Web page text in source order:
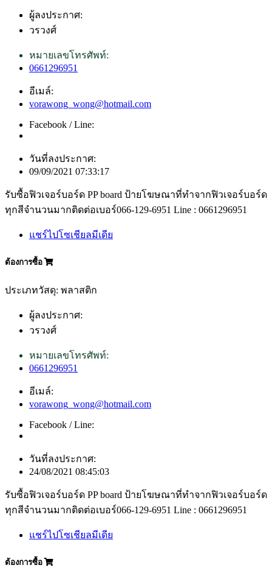
ผู้ลงประกาศ:
วรวงศ์
หมายเลขโทรศัพท์:
0661296951
อีเมล์:
vorawong_wong@hotmail.com
Facebook / Line:
วันที่ลงประกาศ:
09/09/2021 07:33:17
รับซื้อฟิวเจอร์บอร์ด PP board ป้ายโฆษณาที่ทำจากฟิวเจอร์บอร์ด
ทุกสีจำนวนมากติดต่อเบอร์066-129-6951 Line : 0661296951
แชร์ไปโซเชียลมีเดีย
ต้องการซื้อ
ประเภทวัสดุ: พลาสติก
ผู้ลงประกาศ:
วรวงศ์
หมายเลขโทรศัพท์:
0661296951
อีเมล์:
vorawong_wong@hotmail.com
Facebook / Line:
วันที่ลงประกาศ:
24/08/2021 08:45:03
รับซื้อฟิวเจอร์บอร์ด PP board ป้ายโฆษณาที่ทำจากฟิวเจอร์บอร์ด
ทุกสีจำนวนมากติดต่อเบอร์066-129-6951 Line : 0661296951
แชร์ไปโซเชียลมีเดีย
ต้องการซื้อ